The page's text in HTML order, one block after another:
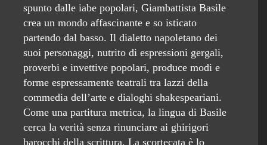
spunto dalle iabe popolari, Giambattista Basile
crea un mondo affascinante e so isticato
partendo dal basso. Il dialetto napoletano dei
suoi personaggi, nutrito di espressioni gergali,
proverbi e invettive popolari, produce modi e
forme espressamente teatrali tra lazzi della
commedia dell’arte e dialoghi shakespeariani.
Come una partitura metrica, la lingua di Basile
cerca la verità senza rinunciare ai ghirigori
barocchi della scrittura. La scortecata è lo